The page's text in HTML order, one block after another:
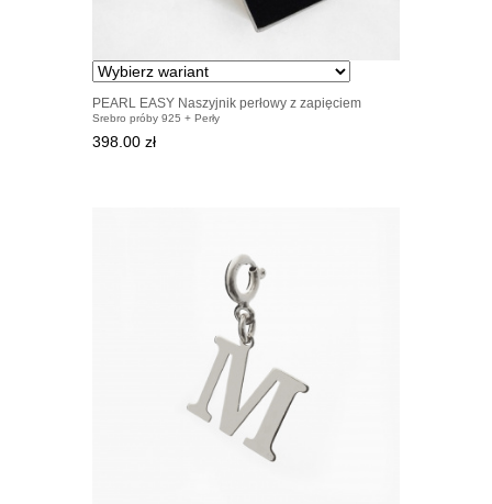
PEARL EASY Naszyjnik perłowy z zapięciem
srebrnym
Srebro próby 925 + Perły
398.00 zł